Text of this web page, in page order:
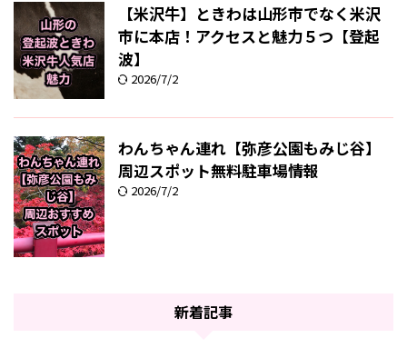
【米沢牛】ときわは山形市でなく米沢
市に本店！アクセスと魅力５つ【登起
波】
2026/7/2
わんちゃん連れ【弥彦公園もみじ谷】
周辺スポット無料駐車場情報
2026/7/2
新着記事